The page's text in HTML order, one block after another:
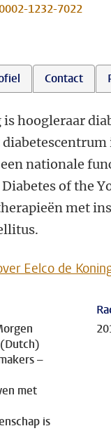
1232-7022
Contact
is hoogleraar
nationale
of the
met
Eelco de
–
met
is